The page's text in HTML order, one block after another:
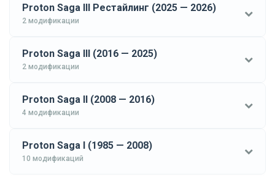
Proton Saga III Рестайлинг (2025 — 2026)
2 модификации
Proton Saga III (2016 — 2025)
2 модификации
Proton Saga II (2008 — 2016)
4 модификации
Proton Saga I (1985 — 2008)
10 модификаций